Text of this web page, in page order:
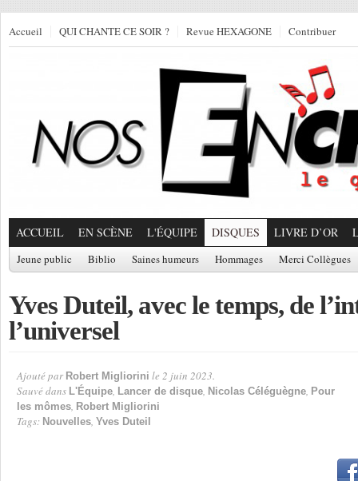
Accueil QUI CHANTE CE SOIR ? Revue HEXAGONE Contribuer
ACCUEIL EN SCÈNE L'ÉQUIPE DISQUES LIVRE D’OR
Jeune public Biblio Saines humeurs Hommages Merci Collègues
Yves Duteil, avec le temps, de
l’universel
Ajouté par Robert Migliorini le 2 juin 2023.
Sauvé dans L'Équipe, Lancer de disque, Nicolas Céléguègne, Pour
les mômes, Robert Migliorini
Tags: Nouvelles, Yves Duteil